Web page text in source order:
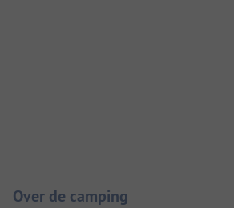
Over de camping